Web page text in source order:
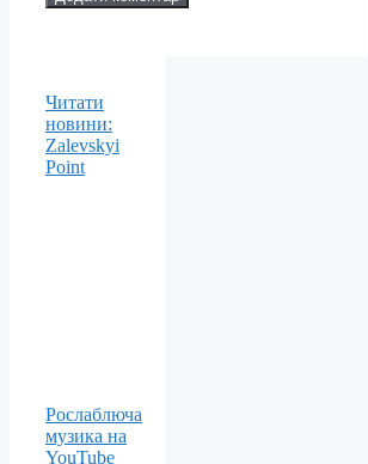
Читати
новини:
Zalevskyi
Point
Рослаблюча
музика на
YouTube